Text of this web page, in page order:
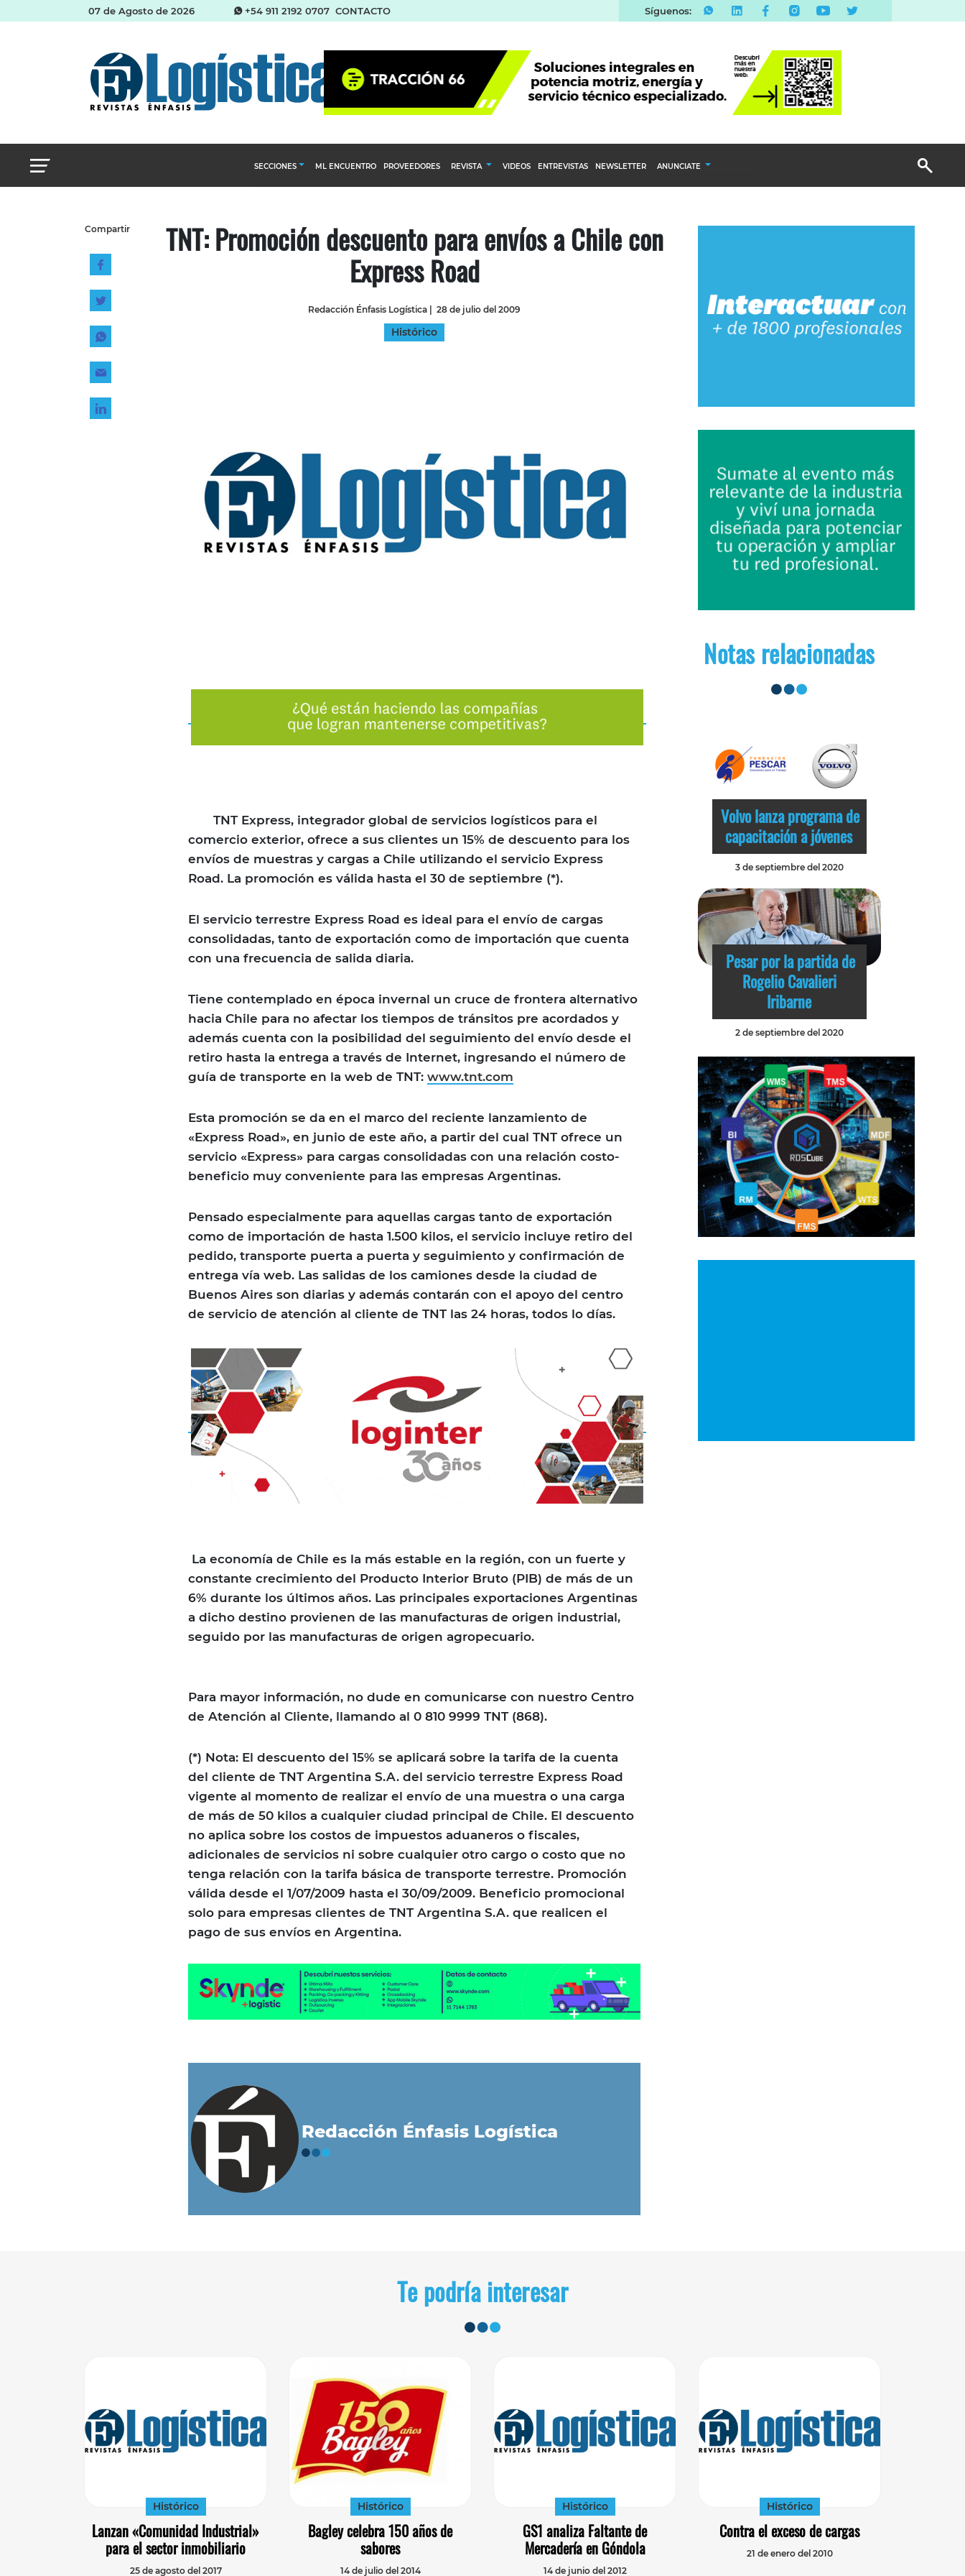
07 de Agosto de 2026 +54 911 2192 0707 CONTACTO Síguenos:
SECCIONES
Almacenes e inventarios
Cadena de Suministro del Agro
Logística y distribución
Management
ML ENCUENTRO PROVEEDORES REVISTA VIDEOS ENTREVISTAS NEWSLETTER ANUNCIATE
Email Marketing
Compartir TNT: Promoción descuento para envíos a Chile con
Express Road
Redacción Énfasis Logística 28 de julio del 2009
Histórico
TNT Express, integrador global de servicios logísticos para el
comercio exterior, ofrece a sus clientes un 15% de descuento para los
envíos de muestras y cargas a Chile utilizando el servicio Express
Road. La promoción es válida hasta el 30 de septiembre (*).
El servicio terrestre Express Road es ideal para el envío de cargas
consolidadas, tanto de exportación como de importación que cuenta
con una frecuencia de salida diaria.
Tiene contemplado en época invernal un cruce de frontera alternativo
hacia Chile para no afectar los tiempos de tránsitos pre acordados y
además cuenta con la posibilidad del seguimiento del envío desde el
retiro hasta la entrega a través de Internet, ingresando el número de
guía de transporte en la web de TNT: www.tnt.com
Esta promoción se da en el marco del reciente lanzamiento de
«Express Road», en junio de este año, a partir del cual TNT ofrece un
servicio «Express» para cargas consolidadas con una relación costo-
beneficio muy conveniente para las empresas Argentinas.
Pensado especialmente para aquellas cargas tanto de exportación
como de importación de hasta 1.500 kilos, el servicio incluye retiro del
pedido, transporte puerta a puerta y seguimiento y confirmación de
entrega vía web. Las salidas de los camiones desde la ciudad de
Buenos Aires son diarias y además contarán con el apoyo del centro
de servicio de atención al cliente de TNT las 24 horas, todos lo días.
La economía de Chile es la más estable en la región, con un fuerte y
constante crecimiento del Producto Interior Bruto (PIB) de más de un
6% durante los últimos años. Las principales exportaciones Argentinas
a dicho destino provienen de las manufacturas de origen industrial,
seguido por las manufacturas de origen agropecuario.
Para mayor información, no dude en comunicarse con nuestro Centro
de Atención al Cliente, llamando al 0 810 9999 TNT (868).
(*) Nota: El descuento del 15% se aplicará sobre la tarifa de la cuenta
del cliente de TNT Argentina S.A. del servicio terrestre Express Road
vigente al momento de realizar el envío de una muestra o una carga
de más de 50 kilos a cualquier ciudad principal de Chile. El descuento
no aplica sobre los costos de impuestos aduaneros o fiscales,
adicionales de servicios ni sobre cualquier otro cargo o costo que no
tenga relación con la tarifa básica de transporte terrestre. Promoción
válida desde el 1/07/2009 hasta el 30/09/2009. Beneficio promocional
solo para empresas clientes de TNT Argentina S.A. que realicen el
pago de sus envíos en Argentina.
Redacción Énfasis Logística
Notas relacionadas
Volvo lanza programa de
capacitación a jóvenes
3 de septiembre del 2020
Pesar por la partida de
Rogelio Cavalieri
Iribarne
2 de septiembre del 2020
Te podría interesar
Histórico
Lanzan «Comunidad Industrial»
para el sector inmobiliario
25 de agosto del 2017
Histórico
Bagley celebra 150 años de
sabores
14 de julio del 2014
Histórico
GS1 analiza Faltante de
Mercadería en Góndola
14 de junio del 2012
Histórico
Contra el exceso de cargas
21 de enero del 2010